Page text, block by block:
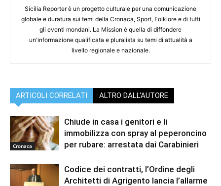
Sicilia Reporter è un progetto culturale per una comunicazione
globale e duratura sui temi della Cronaca, Sport, Folklore e di tutti
gli eventi mondani. La Mission è quella di diffondere
un'informazione qualificata e pluralista su temi di attualità a
livello regionale e nazionale.
ARTICOLI CORRELATI ALTRO DALL'AUTORE
Cronaca
Chiude in casa i genitori e li
immobilizza con spray al peperoncino
per rubare: arrestata dai Carabinieri
Codice dei contratti, l’Ordine degli
Architetti di Agrigento lancia l’allarme